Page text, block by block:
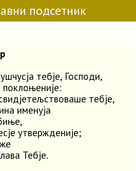
подсетник
тебје, Господи,
поклоњеније:
тебје,
именуја
утвержденије;
Тебје.